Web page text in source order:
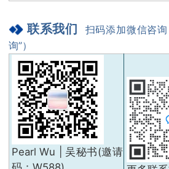
联系我们
扫码添加微信咨
询”）
Pearl Wu | 吴秘书(邀请